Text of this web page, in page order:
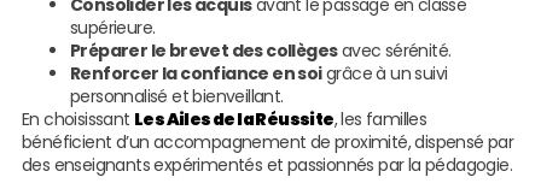
Consolider les acquisavant le passage en classe
supérieure.
Préparer le brevet des collègesavec sérénité.
Renforcer la confiance en soigrâce à un suivi
personnalisé et bienveillant.
En choisissant Les Ailes de la Réussite, les familles
bénéficient d’un accompagnement de proximité, dispensé par
des enseignants expérimentés et passionnés par la pédagogie.